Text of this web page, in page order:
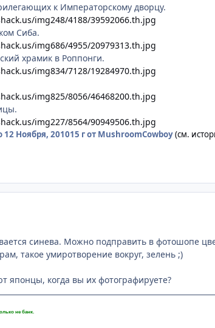
к Императорскому дворцу.
img248/4188/39592066.th.jpg
Сиба.
img686/4955/20979313.th.jpg
храмик в Роппонги.
img834/7128/19284970.th.jpg
img825/8056/46468200.th.jpg
img227/8564/90949506.th.jpg
12 Ноября, 201015 гот MushroomCowboy(см.
синева. Можно подправить в фотошопе
такое умиротворение вокруг, зелень ;)
японцы, когда вы их фотографируете?
не банк.